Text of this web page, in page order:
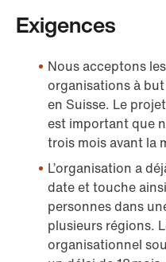
Exigences
Nous acceptons
organisations à
en Suisse. Le
est important que
trois mois avant la
L’organisation a
date et touche
personnes dans
plusieurs régions.
organisationnel